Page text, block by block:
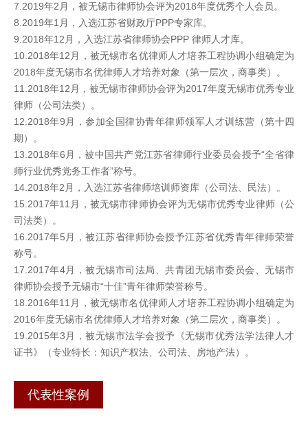
7.2019年2月，被无锡市律师协会评为2018年度优秀个人会员。
8.2019年1月，入选江苏省财政厅PPP专家库。
9.2018年12月，入选江苏省律师协会PPP 律师人才库。
10.2018年12月，被无锡市名优律师人才培养工程协调小组确定为
2018年度无锡市名优律师人才培养对象（第一层次，商事类）。
11.2018年12月，被无锡市律师协会评为2017年度无锡市优秀专业
律师（公司法类）。
12.2018年9月，参加全国律协青年律师领军人才训练营（第十四
期）。
13.2018年6月，被中国共产党江苏省律师行业委员会授予“全省律
师行业优秀党务工作者”称号。
14.2018年2月，入选江苏省律师培训师资库（公司法、民法）。
15.2017年11月，被无锡市律师协会评为无锡市优秀专业律师（公
司法类）。
16.2017年5月，被江苏省律师协会授予江苏省优秀青年律师荣誉
称号。
17.2017年4月，被无锡市司法局、共青团无锡市委员会、无锡市
律师协会授予无锡市“十佳”青年律师荣誉称号。
18.2016年11月，被无锡市名优律师人才培养工程协调小组确定为
2016年度无锡市名优律师人才培养对象（第二层次，商事类）。
19.2015年3月，被无锡市法学会授予《无锡市优秀法学法律人才
证书》（专业特长：知识产权法、公司法、房地产法）。
代表性案例